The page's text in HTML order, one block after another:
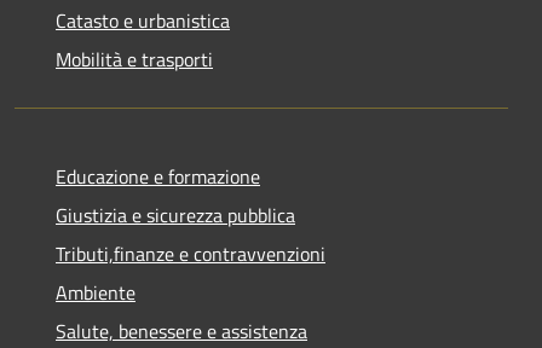
Catasto e urbanistica
Mobilità e trasporti
Educazione e formazione
Giustizia e sicurezza pubblica
Tributi,finanze e contravvenzioni
Ambiente
Salute, benessere e assistenza